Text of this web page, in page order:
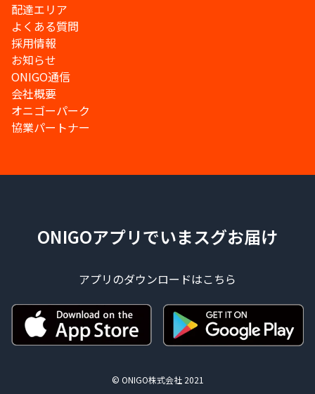
配達エリア
よくある質問
採用情報
お知らせ
ONIGO通信
会社概要
オニゴーパーク
協業パートナー
ONIGOアプリでいまスグお届け
アプリのダウンロードはこちら
© ONIGO株式会社 2021